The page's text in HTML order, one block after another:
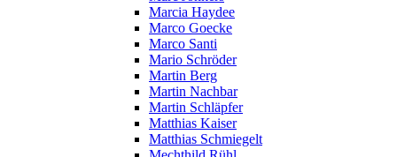
Marcia Haydee
Marco Goecke
Marco Santi
Mario Schröder
Martin Berg
Martin Nachbar
Martin Schläpfer
Matthias Kaiser
Matthias Schmiegelt